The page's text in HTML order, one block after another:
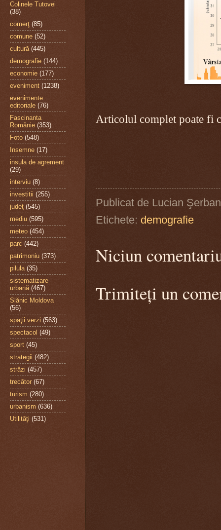
Articolul complet poate fi
Publicat de Lucian Şerban
Etichete: demografie
Niciun
Trimiteți un
Colinele Tutovei
(38)
comerţ (85)
comune (52)
cultură (445)
demografie (144)
economie (177)
eveniment (1238)
evenimente
editoriale (76)
Fascinanta
Românie (353)
Foto (548)
Insemne (17)
insula de agrement
(29)
interviu (8)
investitii (255)
judeţ (545)
mediu (595)
meteo (454)
parc (442)
patrimoniu (373)
pilula (35)
sistematizare
urbană (467)
Slănic Moldova
(56)
spaţii verzi (563)
spectacol (49)
sport (45)
strategii (482)
străzi (457)
trecător (67)
turism (280)
urbanism (636)
Utilităţi (531)